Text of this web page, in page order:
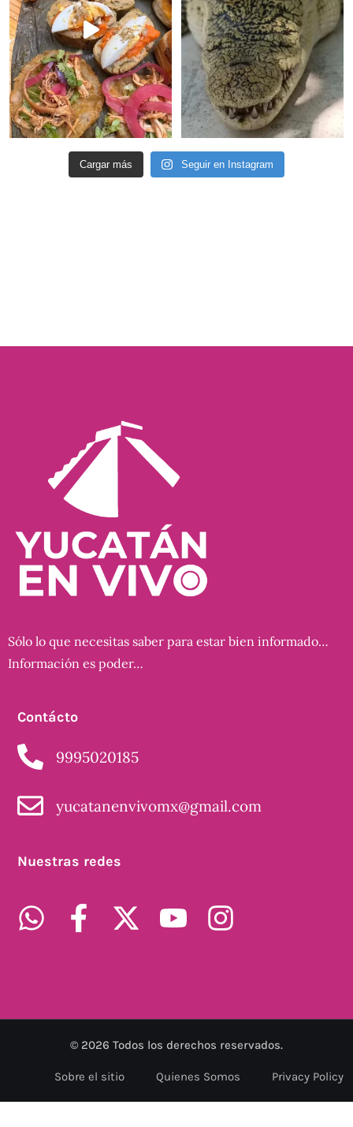
Cargar más Seguir en Instagram
Sólo lo que necesitas saber para estar bien informado…
Información es poder…
Contácto
9995020185
yucatanenvivomx@gmail.com
Nuestras redes
© 2026 Todos los derechos reservados.
Sobre el sitio Quienes Somos Privacy Policy